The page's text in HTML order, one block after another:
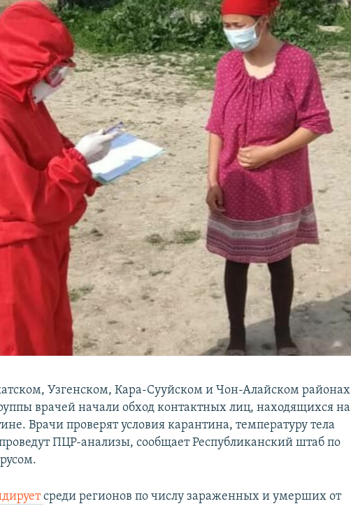
Узгенском, Кара-Сууйском и Чон-Алайском районах
врачей начали обход контактных лиц, находящихся на
Врачи проверят условия карантина, температуру тела
ПЦР-анализы, сообщает Республиканский штаб по
среди регионов по числу зараженных и умерших от